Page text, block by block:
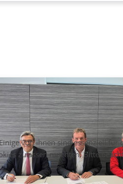
von ihnen sind essenziell
zulassen möchten. Bitte